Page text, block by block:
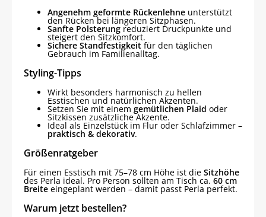
Angenehm geformte Rückenlehne unterstützt
den Rücken bei längeren Sitzphasen.
Sanfte Polsterung reduziert Druckpunkte und
steigert den Sitzkomfort.
Sichere Standfestigkeit für den täglichen
Gebrauch im Familienalltag.
Styling-Tipps
Wirkt besonders harmonisch zu hellen
Esstischen und natürlichen Akzenten.
Setzen Sie mit einem gemütlichen Plaid oder
Sitzkissen zusätzliche Akzente.
Ideal als Einzelstück im Flur oder Schlafzimmer –
praktisch & dekorativ.
Größenratgeber
Für einen Esstisch mit 75–78 cm Höhe ist die Sitzhöhe
des Perla ideal. Pro Person sollten am Tisch ca. 60 cm
Breite eingeplant werden – damit passt Perla perfekt.
Warum jetzt bestellen?